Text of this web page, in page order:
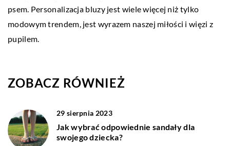
psem. Personalizacja bluzy jest wiele więcej niż tylko
modowym trendem, jest wyrazem naszej miłości i więzi z
pupilem.
ZOBACZ RÓWNIEŻ
29 sierpnia 2023
Jak wybrać odpowiednie sandały dla
swojego dziecka?